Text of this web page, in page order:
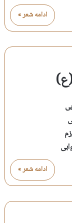
ادامه شعر »
ادامه شعر »